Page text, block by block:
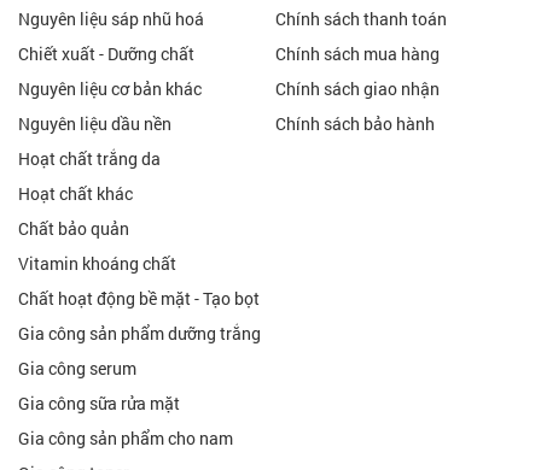
Nguyên liệu sáp nhũ hoá
Chiết xuất - Dưỡng chất
Nguyên liệu cơ bản khác
Nguyên liệu dầu nền
Hoạt chất trắng da
Hoạt chất khác
Chất bảo quản
Vitamin khoáng chất
Chất hoạt động bề mặt - Tạo bọt
Gia công sản phẩm dưỡng trắng
Gia công serum
Gia công sữa rửa mặt
Gia công sản phẩm cho nam
Chính sách thanh toán
Chính sách mua hàng
Chính sách giao nhận
Chính sách bảo hành